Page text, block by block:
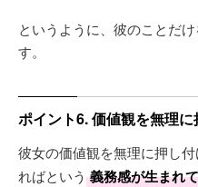
というように、彼のことだ
す。
ポイント6. 価値観を無理
彼女の価値観を無理に押し
ればという 義務感が生まれ